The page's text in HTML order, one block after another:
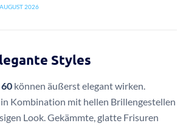
2026
Styles
können äußerst elegant wirken.
Kombination mit hellen Brillengestellen
Look. Gekämmte, glatte Frisuren